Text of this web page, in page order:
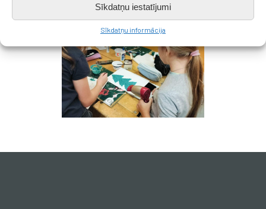
Sīkdatņu iestatījumi
Sīkdatņu informācija